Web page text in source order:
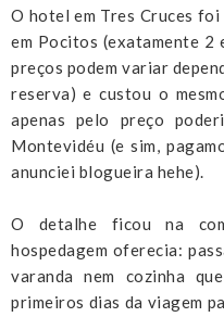
O hotel em Tres Cruces
em Pocitos (exatamente 2
preços podem variar
reserva) e custou o
apenas pelo preço
Montevidéu (e sim,
anunciei blogueira hehe).
O detalhe ficou na
hospedagem oferecia:
varanda nem cozinha
primeiros dias da viagem